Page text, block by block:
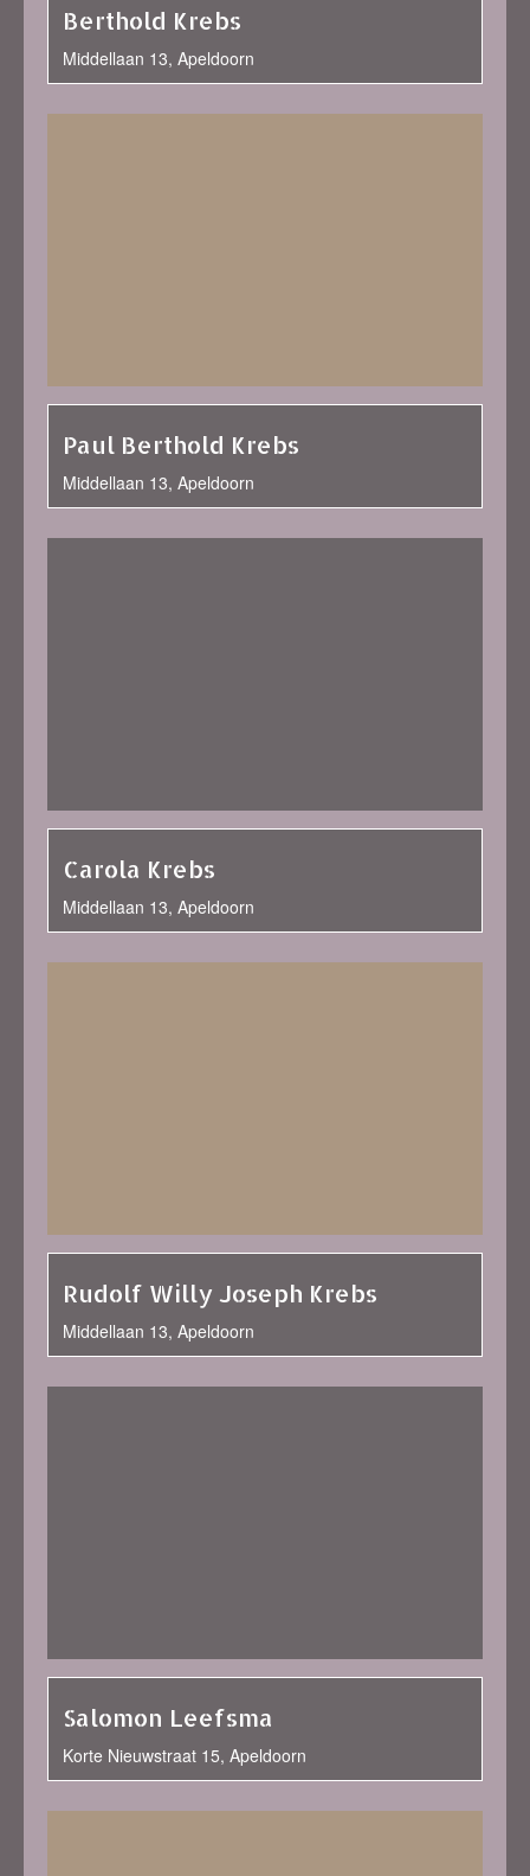
Berthold Krebs
Middellaan 13, Apeldoorn
Paul Berthold Krebs
Middellaan 13, Apeldoorn
Carola Krebs
Middellaan 13, Apeldoorn
Rudolf Willy Joseph Krebs
Middellaan 13, Apeldoorn
Salomon Leefsma
Korte Nieuwstraat 15, Apeldoorn